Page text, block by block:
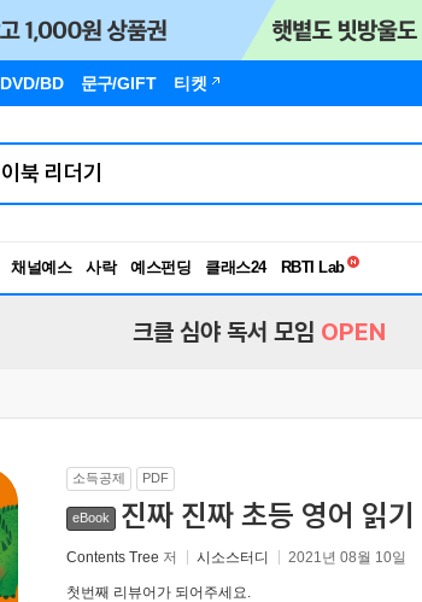
DVD/BD 문구/GIFT 티켓
채널예스 사락 예스펀딩 클래스24
독서유형검사
크클 심야 독서 모임 OPEN
소득공제 PDF
eBook 진짜 진짜 초등 영어 읽
Contents Tree 저 시소스터디 2021년 08월 10일
첫번째 리뷰어가 되어주세요.